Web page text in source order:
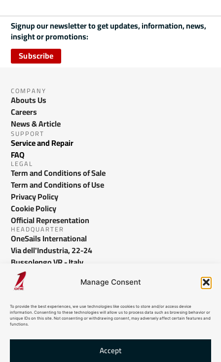
Manage Consent
To provide the best experiences, we use technologies like cookies to store and/or access device
information. Consenting to these technologies will allow us to process data such as browsing behavior or
unique IDs on this site. Not consenting or withdrawing consent, may adversely affect certain features and
functions.
Accept
Signup our newsletter to get updates, information, news,
insight or promotions:
Subscribe
COMPANY
Abouts Us
Careers
News & Article
SUPPORT
Service and Repair
FAQ
LEGAL
Term and Conditions of Sale
Term and Conditions of Use
Privacy Policy
Cookie Policy
Official Representation
HEADQUARTER
OneSails International
Via dell'Industria, 22-24
Bussolengo VR - Italy
info@onesails.com